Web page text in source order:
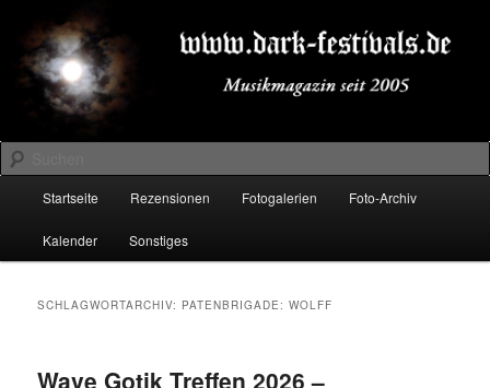
primären
Inhalt
springen
sekundären
Inhalt
springenDARK-FESTIVALS.DE
Suchen
Startseite Rezensionen Fotogalerien Foto-Archiv
Kalender Sonstiges
SCHLAGWORTARCHIV: PATENBRIGADE: WOLFF
Wave Gotik Treffen 2026 –